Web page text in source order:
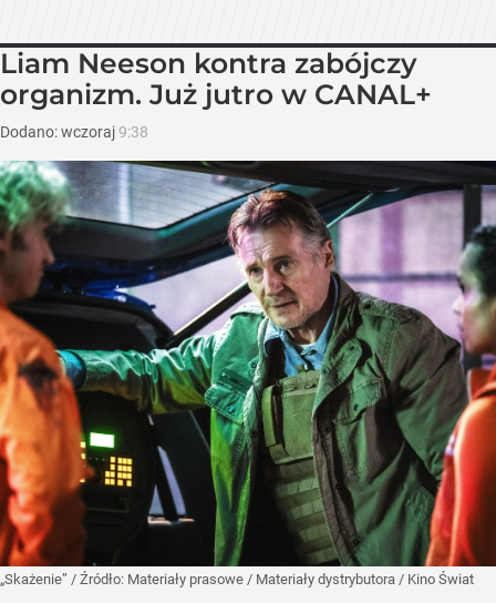
Liam Neeson kontra zabójczy
organizm. Już jutro w CANAL+
Dodano:wczoraj 9:38
„Skażenie” / Źródło: Materiały prasowe / Materiały dystrybutora / Kino Świat